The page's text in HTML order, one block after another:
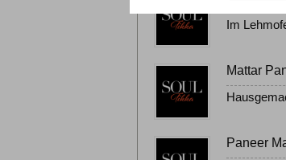
Im
Mattar
Paneer